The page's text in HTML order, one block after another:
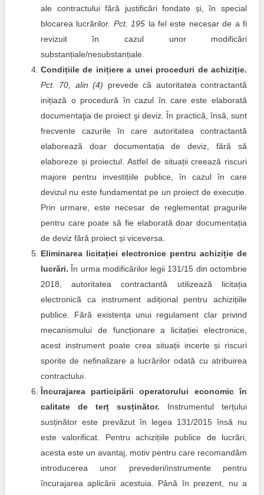
ale contractului fără justificări fondate și, în special
blocarea lucrărilor. Pct. 195 la fel este necesar de a fi
revizuit în cazul unor modificări
substanțiale/nesubstanțiale.
Condițiile de inițiere a unei proceduri de achiziție.
Pct. 70, alin (4) prevede că autoritatea contractantă
inițiază o procedură în cazul în care este elaborată
documentaţia de proiect şi deviz. În practică, însă, sunt
frecvente cazurile în care autoritatea contractantă
elaborează doar documentația de deviz, fără să
elaboreze și proiectul. Astfel de situații creează riscuri
majore pentru investițiile publice, în cazul în care
devizul nu este fundamentat pe un proiect de execuție.
Prin urmare, este necesar de reglementat pragurile
pentru care poate să fie elaborată doar documentația
de deviz fără proiect și viceversa.
Eliminarea licitației electronice pentru achiziție de
lucrări. În urma modificărilor legii 131/15 din octombrie
2018, autoritatea contractantă utilizează licitația
electronică ca instrument adițional pentru achizițiile
publice. Fără existența unui regulament clar privind
mecanismului de funcționare a licitației electronice,
acest instrument poate crea situații incerte și riscuri
sporite de nefinalizare a lucrărilor odată cu atribuirea
contractului.
Încurajarea participării operatorului economic în
calitate de terț susținător. Instrumentul terțului
susținător este prevăzut în legea 131/2015 însă nu
este valorificat. Pentru achizițiile publice de lucrări,
acesta este un avantaj, motiv pentru care recomandăm
introducerea unor prevederi/instrumente pentru
încurajarea aplicării acestuia. Până în prezent, nu a